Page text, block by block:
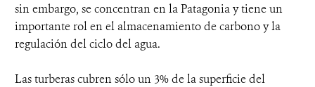
sin embargo, se concentran en la Patagonia y tiene un
importante rol en el almacenamiento de carbono y la
regulación del ciclo del agua.
Las turberas cubren sólo un 3% de la superficie del